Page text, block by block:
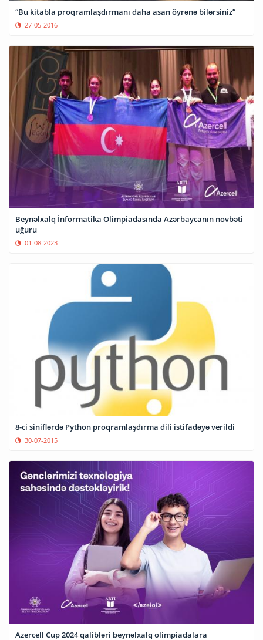
“Bu kitabla proqramlaşdırmanı daha asan öyrənə bilərsiniz”
27-05-2016
Beynəlxalq İnformatika Olimpiadasında Azərbaycanın növbəti
uğuru
01-08-2023
8-ci siniflərdə Python proqramlaşdırma dili istifadəyə verildi
30-07-2015
Azercell Cup 2024 qalibləri beynəlxalq olimpiadalara